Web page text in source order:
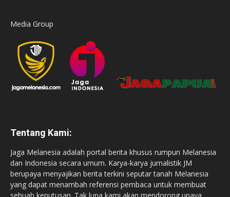
Media Group
Tentang Kami:
Jaga Melanesia adalah portal berita khusus rumpun Melanesia
dan Indonesia secara umum. Karya-karya jurnalistik JM
berupaya menyajikan berita terkini seputar tanah Melanesia
yang dapat menambah referensi pembaca untuk membuat